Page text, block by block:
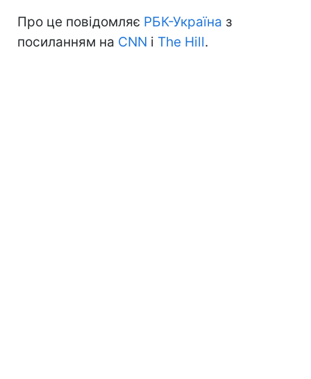
Про це повідомляє РБК-Україна з
посиланням на CNN і The Hill.